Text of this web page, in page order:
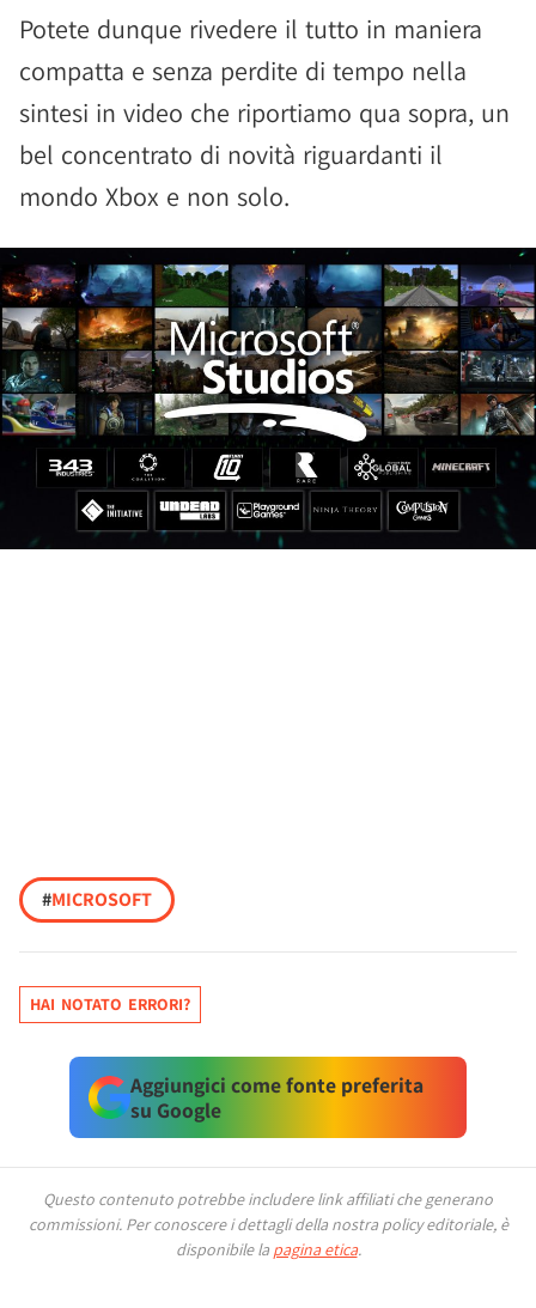
Potete dunque rivedere il tutto in maniera
compatta e senza perdite di tempo nella
sintesi in video che riportiamo qua sopra, un
bel concentrato di novità riguardanti il
mondo Xbox e non solo.
#MICROSOFT
HAI NOTATO ERRORI?
Aggiungici come fonte preferita
su Google
Questo contenuto potrebbe includere link affiliati che generano
commissioni. Per conoscere i dettagli della nostra policy editoriale, è
disponibile la pagina etica.